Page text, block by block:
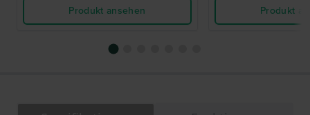
Produkt ansehen
Produkt